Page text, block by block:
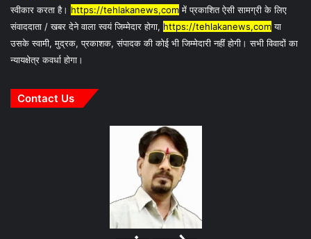
स्वीकार करता है। https://tehlakanews,comमें प्रकाशित ऐसी सामग्री के लिए
संवाददाता / खबर देने वाला स्वयं जिम्मेदार होगा, https://tehlakanews,comया
उसके स्वामी, मुद्रक, प्रकाशक, संपादक की कोई भी जिम्मेदारी नहीं होगी। सभी विवादों का
न्यायक्षेत्र कवर्धा होगा।
Contact Us